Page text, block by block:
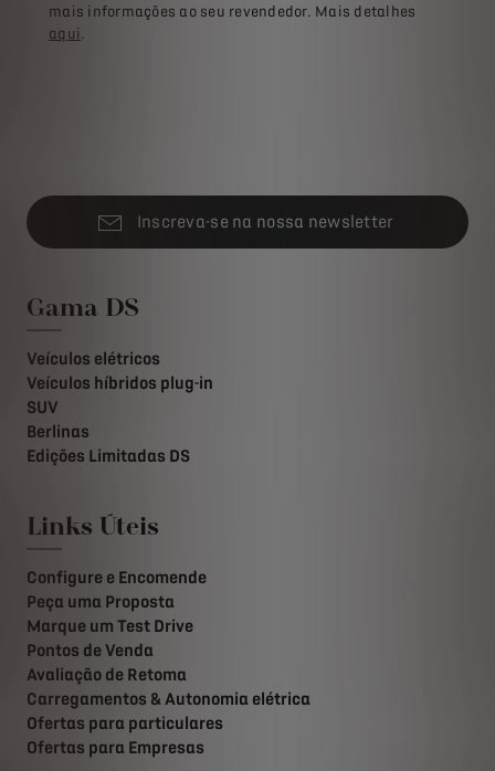
mais informações ao seu revendedor. Mais detalhes
aqui .
Inscreva-se na nossa newsletter
Gama DS
Veículos elétricos
Veículos híbridos plug-in
SUV
Berlinas
Edições Limitadas DS
Links Úteis
Configure e Encomende
Peça uma Proposta
Marque um Test Drive
Pontos de Venda
Avaliação de Retoma
Carregamentos & Autonomia elétrica
Ofertas para particulares
Ofertas para Empresas